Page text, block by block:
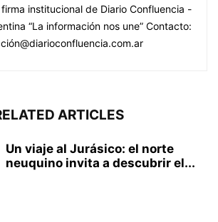
institucional de Diario Confluencia -
“La información nos une” Contacto:
ARTICLES
Un viaje al Jurásico: el norte
neuquino invita a descubrir el...